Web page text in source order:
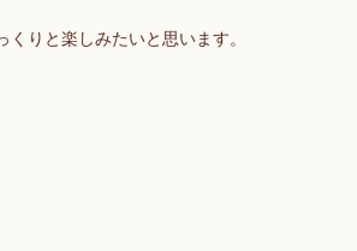
りと楽しみたいと思います。